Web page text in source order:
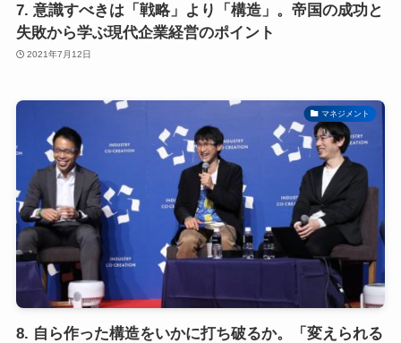
7. 意識すべきは「戦略」より「構造」。帝国の成功と
失敗から学ぶ現代企業経営のポイント
2021年7月12日
マネジメント
8. 自ら作った構造をいかに打ち破るか。「変えられる